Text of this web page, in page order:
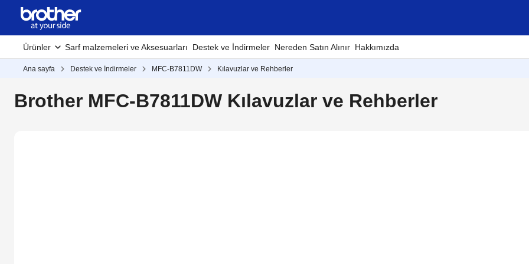
Ürünler Sarf malzemeleri ve Aksesuarları Destek ve İndirmeler Nereden Satın Alınır Hakkımızda
Ana sayfa Destek ve İndirmeler MFC-B7811DW Kılavuzlar ve Rehberler
Brother MFC-B7811DW Kılavuzlar ve Rehberler